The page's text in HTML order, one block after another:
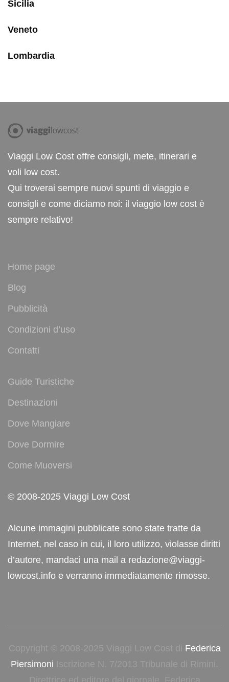
Sicilia
Veneto
Lombardia
Viaggi Low Cost offre consigli, mete, itinerari e
voli low cost.
Qui troverai sempre nuovi spunti di viaggio e
consigli e come diciamo noi: il viaggio low cost è
sempre relativo!
Home page
Blog
Pubblicità
Condizioni d’uso
Contatti
Guide Turistiche
Destinazioni
Dove Mangiare
Dove Dormire
Come Muoversi
© 2008-2025 Viaggi Low Cost
Alcune immagini pubblicate sono state tratte da
Internet, nel caso in cui, il loro utilizzo, violasse diritti
d’autore, mandaci una mail a redazione@viaggi-
lowcost.info e verranno immediatamente rimosse.
Copyright © 2008-2025 Viaggi Low Cost di Federica
Piersimoni Iscrizione N. 7/2013 Tribunale di Rimini.
Direttrice ed editore del giornale, Federica